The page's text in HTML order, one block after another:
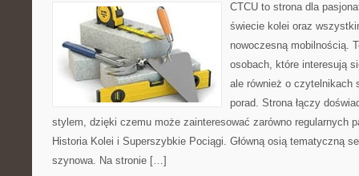
CTCU to strona dla
świecie kolei oraz
nowoczesną mobilnością.
osobach, które interesują
ale również o czytelnikach
porad. Strona łączy
stylem, dzięki czemu może zainteresować zarówno regularnych
Historia Kolei i Superszybkie Pociągi. Główną osią tematyczną
szynowa. Na stronie […]